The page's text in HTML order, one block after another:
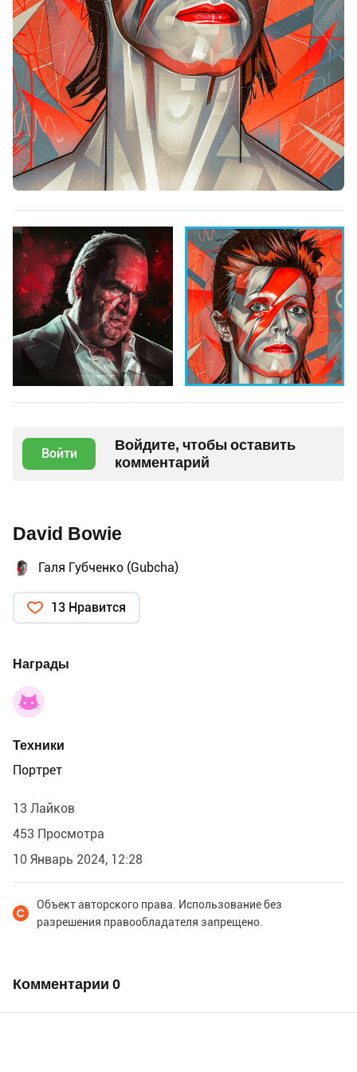
Войти
Войдите, чтобы оставить
комментарий
David Bowie
Галя Губченко (Gubcha)
13 Нравится
Награды
Техники
Портрет
13 Лайков
453 Просмотра
10 Январь 2024, 12:28
Объект авторского права. Использование без
разрешения правообладателя запрещено.
Комментарии 0